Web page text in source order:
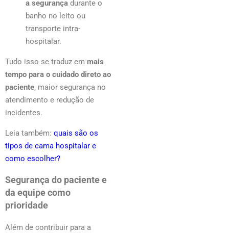
a segurança durante o
banho no leito ou
transporte intra-
hospitalar.
Tudo isso se traduz em mais
tempo para o cuidado direto ao
paciente, maior segurança no
atendimento e redução de
incidentes.
Leia também: quais são os
tipos de cama hospitalar e
como escolher?
Segurança do paciente e
da equipe como
prioridade
Além de contribuir para a